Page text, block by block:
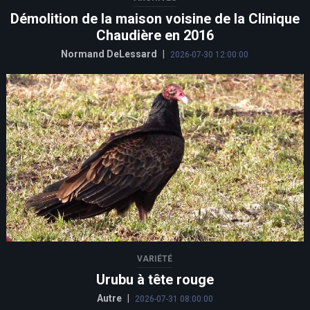
Démolition de la maison voisine de la Clinique
Chaudière en 2016
Normand DeLessard 2026-07-30 12:00:00
VARIÉTÉ
Urubu à tête rouge
Autre 2026-07-31 08:00:00